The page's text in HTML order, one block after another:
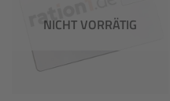
NICHT VORRÄTIG